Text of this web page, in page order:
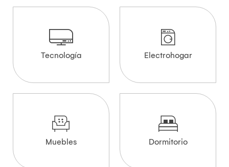
Tecnología Electrohogar
Muebles Dormitorio